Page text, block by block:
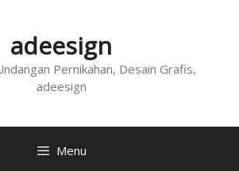
adeesign
Pernikahan, Desain Grafis,
adeesign
Menu